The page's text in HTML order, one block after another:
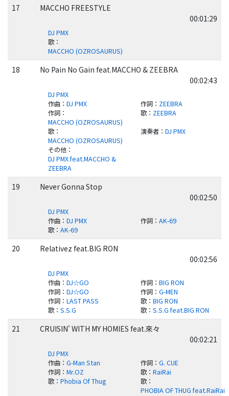
17
MACCHO FREESTYLE
00:01:29
DJ PMX
歌：
MACCHO (OZROSAURUS)
18
No Pain No Gain feat.MACCHO & ZEEBRA
00:02:43
DJ PMX
作曲： DJ PMX 作詞： ZEEBRA
作詞：
MACCHO (OZROSAURUS)
歌： ZEEBRA
歌：
MACCHO (OZROSAURUS)
演奏者： DJ PMX
その他：
DJ PMX feat.MACCHO &
ZEEBRA
19
Never Gonna Stop
00:02:50
DJ PMX
作曲： DJ PMX 作詞： AK-69
歌： AK-69
20
Relativez feat.BIG RON
00:02:56
DJ PMX
作曲： DJ☆GO 作詞： BIG RON
作詞： DJ☆GO 作詞： G-MEN
作詞： LAST PASS 歌： BIG RON
歌： S.S.G 歌： S.S.G feat.BIG RON
21
CRUISIN' WITH MY HOMIES feat.來々
00:02:21
DJ PMX
作曲： G-Man Stan 作詞： G. CUE
作詞： Mr.OZ 歌： RaiRai
歌： Phobia Of Thug 歌：
PHOBIA OF THUG feat.RaiRai